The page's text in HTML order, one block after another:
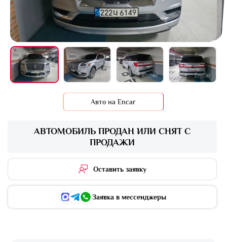
АВТОМОБИЛЬ ПРОДАН ИЛИ СНЯТ С
ПРОДАЖИ
Оставить заявку
Заявка в мессенджеры
Авто на Encar